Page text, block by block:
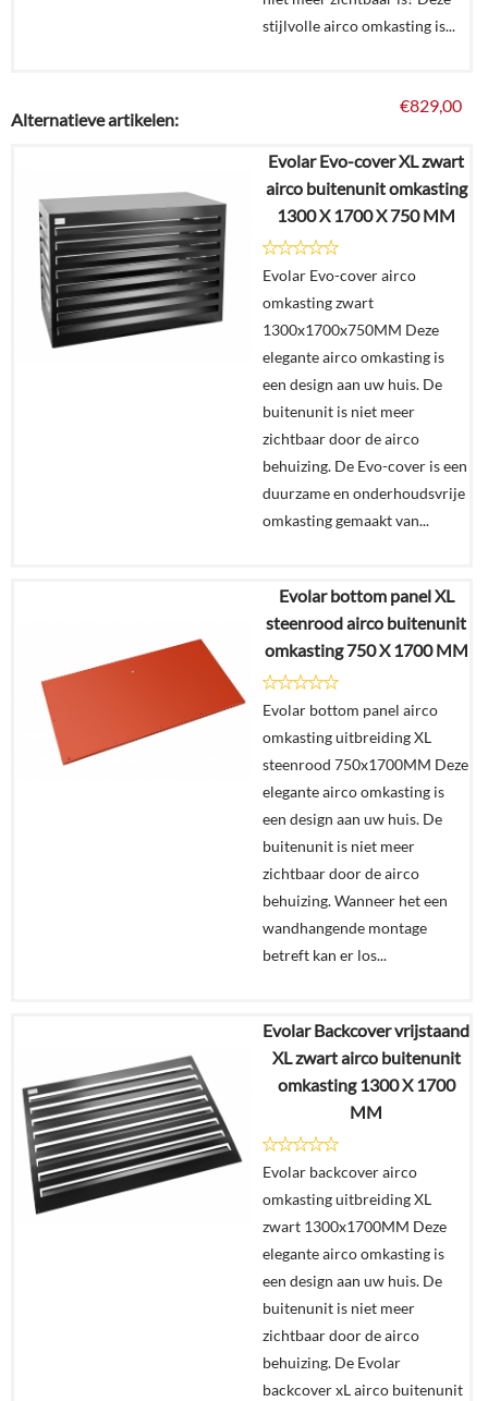
stijlvolle airco omkasting is...
€829,00
Details
In
Alternatieve artikelen:
Evolar Evo-cover XL zwart
airco buitenunit omkasting
1300 X 1700 X 750 MM
Evolar Evo-cover airco
omkasting zwart
1300x1700x750MM Deze
elegante airco omkasting is
een design aan uw huis. De
buitenunit is niet meer
zichtbaar door de airco
behuizing. De Evo-cover is een
duurzame en onderhoudsvrije
omkasting gemaakt van...
€829,00
In
winkelmand
Evolar bottom panel XL
steenrood airco buitenunit
omkasting 750 X 1700 MM
Evolar bottom panel airco
omkasting uitbreiding XL
steenrood 750x1700MM Deze
elegante airco omkasting is
een design aan uw huis. De
buitenunit is niet meer
zichtbaar door de airco
behuizing. Wanneer het een
wandhangende montage
betreft kan er los...
€329,00
winkelmand
Evolar Backcover vrijstaand
XL zwart airco buitenunit
omkasting 1300 X 1700
MM
Evolar backcover airco
omkasting uitbreiding XL
zwart 1300x1700MM Deze
elegante airco omkasting is
een design aan uw huis. De
buitenunit is niet meer
zichtbaar door de airco
behuizing. De Evolar
backcover xL airco buitenunit